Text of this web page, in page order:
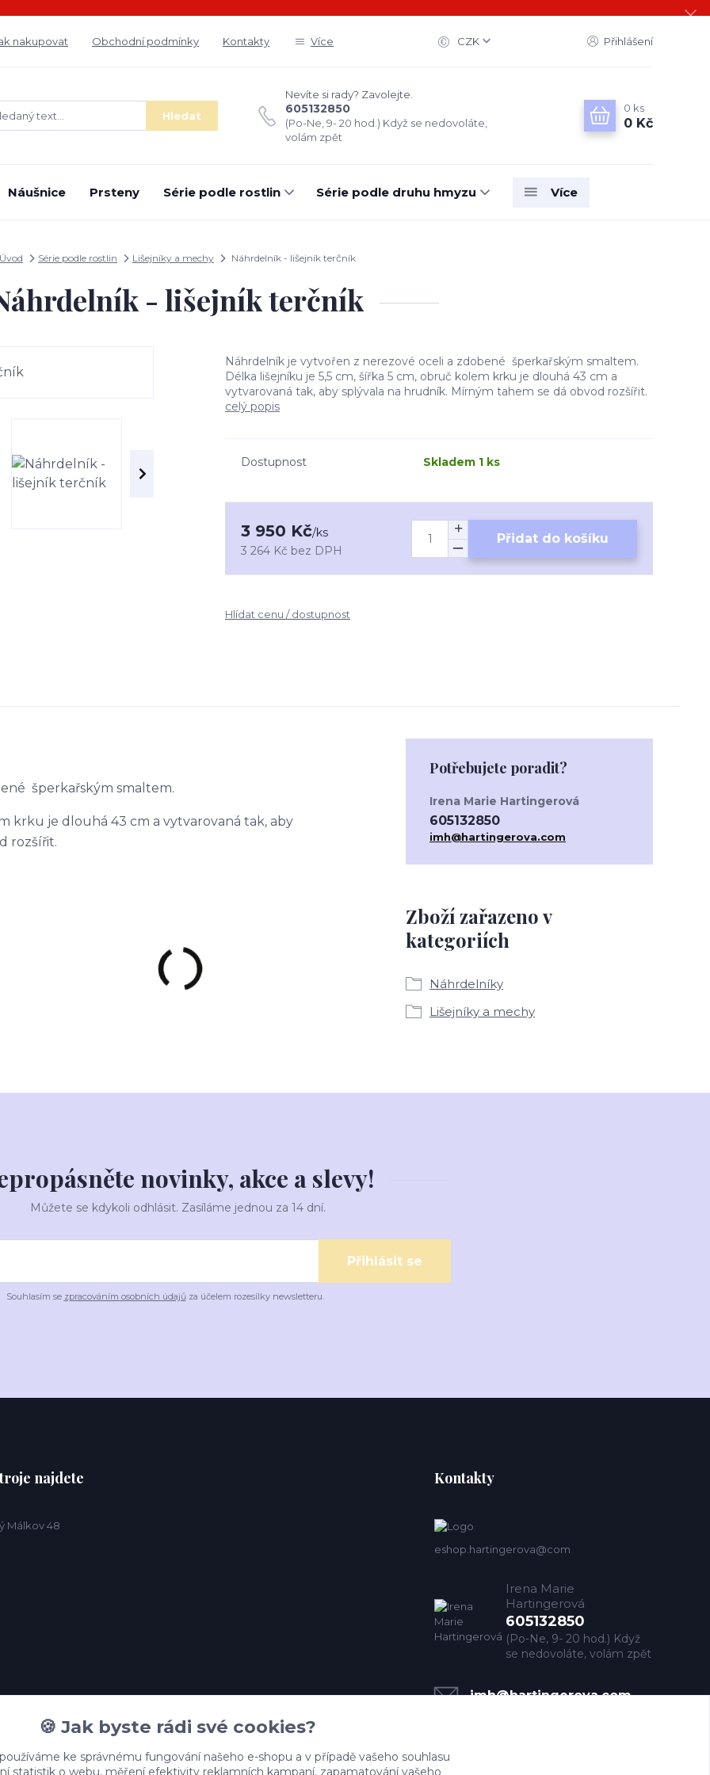
nakupovat Obchodní podmínky Kontakty Více CZK Přihlášení
Hledat
Nevíte si rady? Zavolejte.
605132850
(Po-Ne, 9- 20 hod.) Když se nedovoláte,
volám zpět
0 ks
0 Kč
Náušnice Prsteny Série podle rostlin Série podle druhu hmyzu Více
Úvod Série podle rostlin Lišejníky a mechy Náhrdelník - lišejník terčník
- lišejník terčník
Náhrdelník je vytvořen z nerezové oceli a zdobené šperkařským smaltem.
Délka lišejníku je 5,5 cm, šířka 5 cm, obruč kolem krku je dlouhá 43 cm a
vytvarovaná tak, aby splývala na hrudník. Mírným tahem se dá obvod rozšířit.
celý popis
Dostupnost Skladem 1 ks
3 950 Kč/ks
3 264 Kč bez DPH
Přidat do košíku
Hlídat cenu / dostupnost
šperkařským smaltem.
krku je dlouhá 43 cm a vytvarovaná tak, aby
rozšířit.
Zboží zařazeno v
kategoriích
Náhrdelníky
Lišejníky a mechy
Potřebujete poradit?
Irena Marie Hartingerová
605132850
imh@hartingerova.com
novinky, akce a slevy!
Můžete se kdykoli odhlásit. Zasíláme jednou za 14 dní.
Přihlásit se
Souhlasím se zpracováním osobních údajůza účelem rozesílky newsletteru.
najdete
Málkov 48
Kontakty
eshop.hartingerova@com
Irena Marie
Hartingerová
605132850
(Po-Ne, 9- 20 hod.) Když
se nedovoláte, volám zpět
imh@hartingerova.com
🍪 Jak byste rádi své cookies?
ke správnému fungování našeho e-shopu a v případě vašeho souhlasu
statistik o webu, měření efektivity reklamních kampaní, zapamatování vašeho